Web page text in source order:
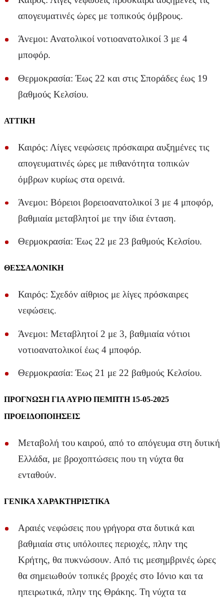
απογευματινές ώρες με τοπικούς όμβρους.
Άνεμοι: Ανατολικοί νοτιοανατολικοί 3 με 4
μποφόρ.
Θερμοκρασία: Έως 22 και στις Σποράδες έως 19
βαθμούς Κελσίου.
ΑΤΤΙΚΗ
Καιρός: Λίγες νεφώσεις πρόσκαιρα αυξημένες τις
απογευματινές ώρες με πιθανότητα τοπικών
όμβρων κυρίως στα ορεινά.
Άνεμοι: Βόρειοι βορειοανατολικοί 3 με 4 μποφόρ,
βαθμιαία μεταβλητοί με την ίδια ένταση.
Θερμοκρασία: Έως 22 με 23 βαθμούς Κελσίου.
ΘΕΣΣΑΛΟΝΙΚΗ
Καιρός: Σχεδόν αίθριος με λίγες πρόσκαιρες
νεφώσεις.
Άνεμοι: Μεταβλητοί 2 με 3, βαθμιαία νότιοι
νοτιοανατολικοί έως 4 μποφόρ.
Θερμοκρασία: Έως 21 με 22 βαθμούς Κελσίου.
ΠΡΟΓΝΩΣΗ ΓΙΑ ΑΥΡΙΟ ΠΕΜΠΤΗ 15-05-2025
ΠΡΟΕΙΔΟΠΟΙΗΣΕΙΣ
Μεταβολή του καιρού, από το απόγευμα στη δυτική
Ελλάδα, με βροχοπτώσεις που τη νύχτα θα
ενταθούν.
ΓΕΝΙΚΑ ΧΑΡΑΚΤΗΡΙΣΤΙΚΑ
Αραιές νεφώσεις που γρήγορα στα δυτικά και
βαθμιαία στις υπόλοιπες περιοχές, πλην της
Κρήτης, θα πυκνώσουν. Από τις μεσημβρινές ώρες
θα σημειωθούν τοπικές βροχές στο Ιόνιο και τα
ηπειρωτικά, πλην της Θράκης. Τη νύχτα τα